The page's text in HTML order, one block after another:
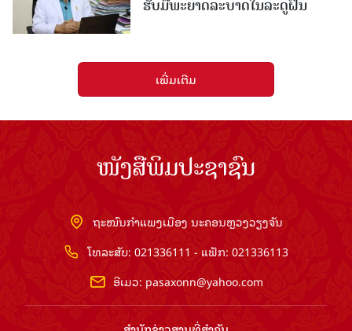
ຮັບມືພະຍາດລະບາດໃນລະດູຝົນ
ເພີ່ມເຕີມ
ໜັງສືພິມປະຊາຊົນ
ຖະໜົນກຳແພງເມືອງ ນະຄອນຫຼວງວຽງຈັນ
ໂທລະສັບ: 021336111 - ແຟັກ: 021336113
ອີເມວ: pasaxonn@yahoo.com